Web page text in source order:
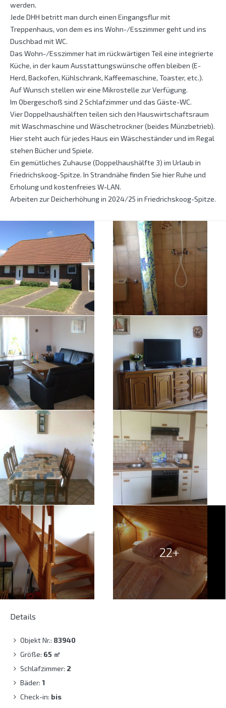
werden.
Jede DHH betritt man durch einen Eingangsflur mit
Treppenhaus, von dem es ins Wohn-/Esszimmer geht und ins
Duschbad mit WC.
Das Wohn-/Esszimmer hat im rückwärtigen Teil eine integrierte
Küche, in der kaum Ausstattungswünsche offen bleiben (E-
Herd, Backofen, Kühlschrank, Kaffeemaschine, Toaster, etc.).
Auf Wunsch stellen wir eine Mikrostelle zur Verfügung.
Im Obergeschoß sind 2 Schlafzimmer und das Gäste-WC.
Vier Doppelhaushälften teilen sich den Hauswirtschaftsraum
mit Waschmaschine und Wäschetrockner (beides Münzbetrieb).
Hier steht auch für jedes Haus ein Wäscheständer und im Regal
stehen Bücher und Spiele.
Ein gemütliches Zuhause (Doppelhaushälfte 3) im Urlaub in
Friedrichskoog-Spitze. In Strandnähe finden Sie hier Ruhe und
Erholung und kostenfreies W-LAN.
Arbeiten zur Deicherhöhung in 2024/25 in Friedrichskoog-Spitze.
22+
Details
Objekt Nr.: 83940
Größe: 65 ㎡
Schlafzimmer: 2
Bäder: 1
Check-in: bis